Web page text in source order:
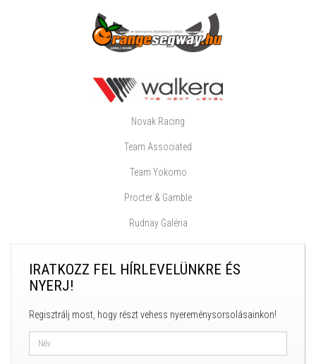
Novak Racing
Team Associated
Team Yokomo
Procter & Gamble
Rudnay Galéria
IRATKOZZ FEL HÍRLEVELÜNKRE ÉS
NYERJ!
Regisztrálj most, hogy részt vehess nyereménysorsolásainkon!